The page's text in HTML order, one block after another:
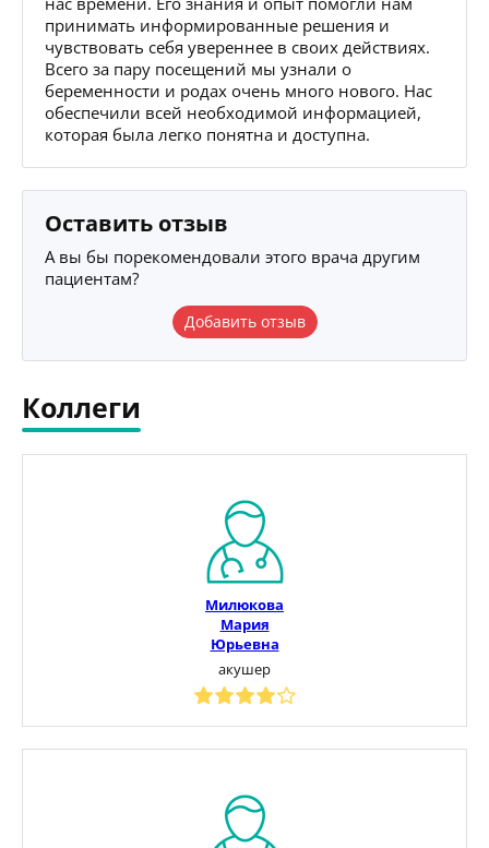
принимать информированные решения и
чувствовать себя увереннее в своих действиях.
Всего за пару посещений мы узнали о
беременности и родах очень много нового. Нас
обеспечили всей необходимой информацией,
которая была легко понятна и доступна.
Оставить отзыв
А вы бы порекомендовали этого врача другим
пациентам?
Добавить отзыв
Коллеги
Милюкова
Мария
Юрьевна
акушер